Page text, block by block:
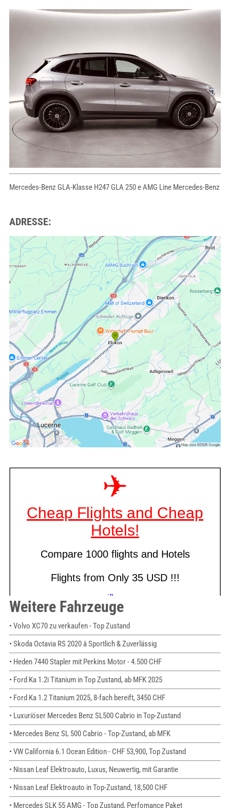
Mercedes-Benz GLA-Klasse H247 GLA 250 e AMG Line Mercedes-Benz
ADRESSE:
Weitere Fahrzeuge
• Volvo XC70 zu verkaufen - Top Zustand
• Skoda Octavia RS 2020 â Sportlich & Zuverlässig
• Heden 7440 Stapler mit Perkins Motor - 4.500 CHF
• Ford Ka 1.2i Titanium in Top Zustand, ab MFK 2025
• Ford Ka 1.2 Titanium 2025, 8-fach bereift, 3450 CHF
• Luxuriöser Mercedes Benz SL500 Cabrio in Top-Zustand
• Mercedes Benz SL 500 Cabrio - Top-Zustand, ab MFK
• VW California 6.1 Ocean Edition - CHF 53,900, Top Zustand
• Nissan Leaf Elektroauto, Luxus, Neuwertig, mit Garantie
• Nissan Leaf Elektroauto in Top-Zustand, 18,500 CHF
• Mercedes SLK 55 AMG - Top Zustand, Perfomance Paket